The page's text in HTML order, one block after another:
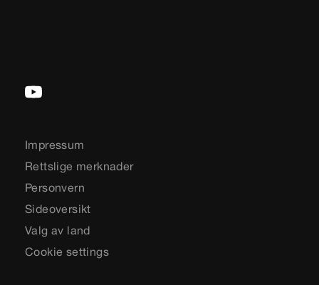
Impressum
Rettslige merknader
Personvern
Sideoversikt
Valg av land
Cookie settings